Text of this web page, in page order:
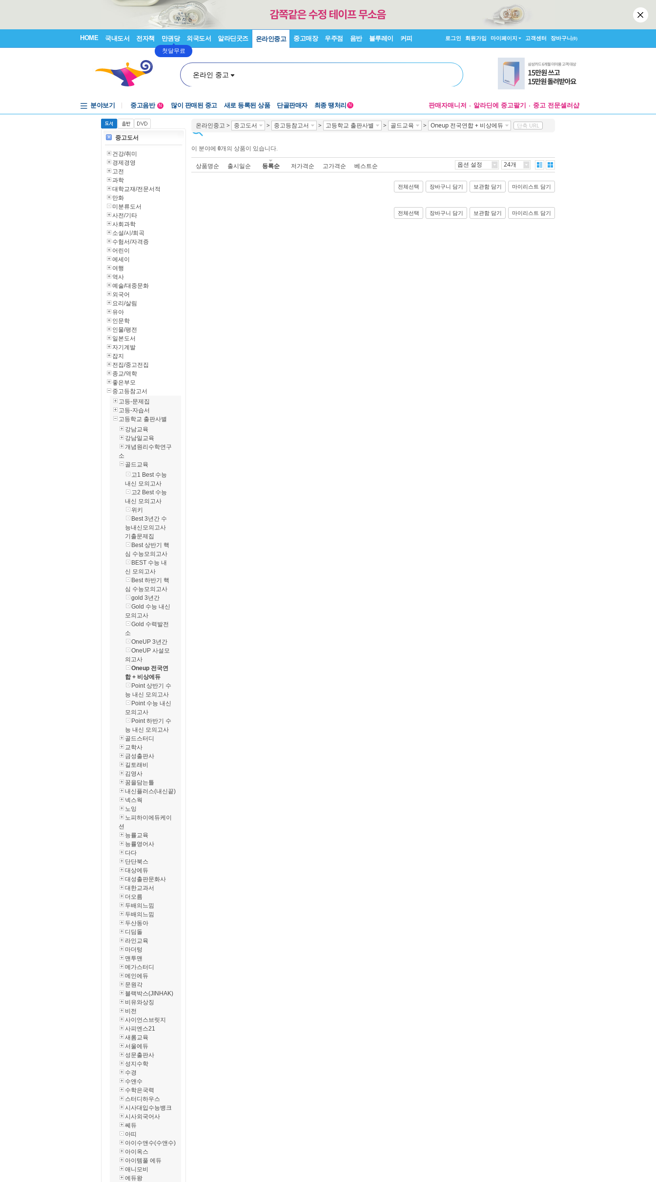
HOME 국내도서 전자책 만권당
첫달무료
외국도서 알라딘굿즈 온라인중고 중고매장 우주점 음반 블루레이 커피 로그인 회원가입 마이페이지 고객센터 장바구니(0)
온라인 중고
분야보기
중고음반
1천원부터
중고음반
N 많이 판매된 중고 새로 등록된 상품 단골판매자 최종 땡처리 N 판매자매니저 알라딘에 중고팔기 중고 전문셀러샵
온라인중고 > 중고도서 > 중고등참고서 > 고등학교 출판사별 > 골드교육 > Oneup 전국연합 + 비상에듀 단축 URL
이 분야에 0개의 상품이 있습니다.
상품명순 출시일순 등록순 저가격순 고가격순 베스트순 옵션 설정 24개
전체선택 장바구니 담기 보관함 담기 마이리스트 담기
전체선택 장바구니 담기 보관함 담기 마이리스트 담기
중고도서
건강/취미
경제경영
고전
과학
대학교재/전문서적
만화
미분류도서
사전/기타
사회과학
소설/시/희곡
수험서/자격증
어린이
에세이
여행
역사
예술/대중문화
외국어
요리/살림
유아
인문학
인물/평전
일본도서
자기계발
잡지
전집/중고전집
종교/역학
좋은부모
중고등참고서
고등-문제집
고등-자습서
고등학교 출판사별
강남교육
강남일교육
개념원리수학연구
소
골드교육
고1 Best 수능
내신 모의고사
고2 Best 수능
내신 모의고사
위키
Best 3년간 수
능내신모의고사
기출문제집
Best 상반기 핵
심 수능모의고사
BEST 수능 내
신 모의고사
Best 하반기 핵
심 수능모의고사
gold 3년간
Gold 수능 내신
모의고사
Gold 수력발전
소
OneUP 3년간
OneUP 사설모
의고사
Oneup 전국연
합 + 비상에듀
Point 상반기 수
능 내신 모의고사
Point 수능 내신
모의고사
Point 하반기 수
능 내신 모의고사
골드스터디
교학사
금성출판사
길토래비
김영사
꿈을담는틀
내신플러스(내신끝)
넥스웍
노잉
노피하이에듀케이
션
능률교육
능률영어사
다다
단단북스
대상에듀
대성출판문화사
대한교과서
더오름
두배의느낌
두배의느낌
두산동아
디딤돌
라인교육
마더텅
맨투맨
메가스터디
메인에듀
문원각
블랙박스(JINHAK)
비유와상징
비전
사이언스브릿지
사피엔스21
새롬교육
서울에듀
성문출판사
성지수학
수경
수앤수
수학은국력
스터디하우스
시사대입수능뱅크
시사외국어사
쎄듀
아띠
아이수앤수(수앤수)
아이옥스
아이템풀 에듀
애니모비
에듀왕